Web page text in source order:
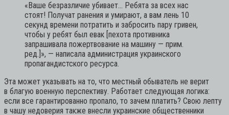
«Ваше безразличие убивает… Ребята за всех нас
стоят! Получат ранения и умирают, а вам лень 10
секунд времени потратить и забросить пару гривен,
чтобы у ребят был евак [пехота противника
запрашивала пожертвование на машину — прим.
ред.]», — написала администрация украинского
пропагандистского ресурса.
Эта может указывать на то, что местный обыватель не верит
в благую военную перспективу. Работает следующая логика:
если все гарантированно пропало, то зачем платить? Свою лепту
в чашу недоверия также внесли украинские общественники